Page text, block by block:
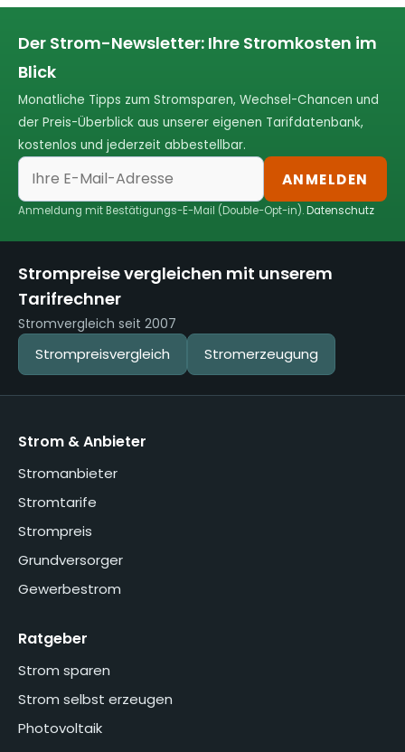
Der Strom-Newsletter: Ihre Stromkosten im
Blick
Monatliche Tipps zum Stromsparen, Wechsel-Chancen und
der Preis-Überblick aus unserer eigenen Tarifdatenbank,
kostenlos und jederzeit abbestellbar.
ANMELDEN
Anmeldung mit Bestätigungs-E-Mail (Double-Opt-in).Datenschutz
Strompreise vergleichen mit unserem
Tarifrechner
Stromvergleich seit 2007
Strompreisvergleich Stromerzeugung
Strom & Anbieter
Stromanbieter
Stromtarife
Strompreis
Grundversorger
Gewerbestrom
Ratgeber
Strom sparen
Strom selbst erzeugen
Photovoltaik